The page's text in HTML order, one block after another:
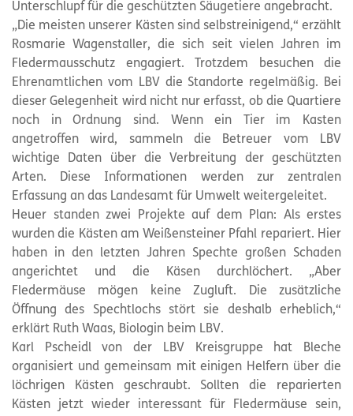
Unterschlupf für die geschützten Säugetiere angebracht.
„Die meisten unserer Kästen sind selbstreinigend,“ erzählt
Rosmarie Wagenstaller, die sich seit vielen Jahren im
Fledermausschutz engagiert. Trotzdem besuchen die
Ehrenamtlichen vom LBV die Standorte regelmäßig. Bei
dieser Gelegenheit wird nicht nur erfasst, ob die Quartiere
noch in Ordnung sind. Wenn ein Tier im Kasten
angetroffen wird, sammeln die Betreuer vom LBV
wichtige Daten über die Verbreitung der geschützten
Arten. Diese Informationen werden zur zentralen
Erfassung an das Landesamt für Umwelt weitergeleitet.
Heuer standen zwei Projekte auf dem Plan: Als erstes
wurden die Kästen am Weißensteiner Pfahl repariert. Hier
haben in den letzten Jahren Spechte großen Schaden
angerichtet und die Käsen durchlöchert. „Aber
Fledermäuse mögen keine Zugluft. Die zusätzliche
Öffnung des Spechtlochs stört sie deshalb erheblich,“
erklärt Ruth Waas, Biologin beim LBV.
Karl Pscheidl von der LBV Kreisgruppe hat Bleche
organisiert und gemeinsam mit einigen Helfern über die
löchrigen Kästen geschraubt. Sollten die reparierten
Kästen jetzt wieder interessant für Fledermäuse sein,